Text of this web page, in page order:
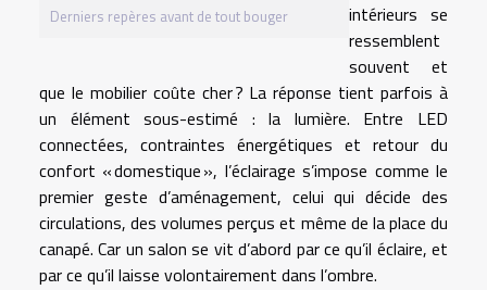
Derniers repères avant de tout bouger
intérieurs se
ressemblent
souvent et
que le mobilier coûte cher ? La réponse tient parfois à
un élément sous-estimé : la lumière. Entre LED
connectées, contraintes énergétiques et retour du
confort « domestique », l’éclairage s’impose comme le
premier geste d’aménagement, celui qui décide des
circulations, des volumes perçus et même de la place du
canapé. Car un salon se vit d’abord par ce qu’il éclaire, et
par ce qu’il laisse volontairement dans l’ombre.